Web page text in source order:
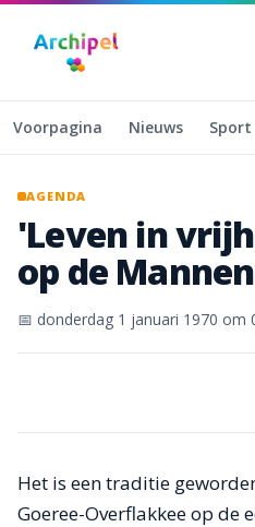
Naar hoofdinhoud
Voorpagina Nieuws Sport
AGENDA
'Leven in
op de
📅 donderdag 1 januari 1970 om
Het is een traditie
Goeree-Overflakkee op de